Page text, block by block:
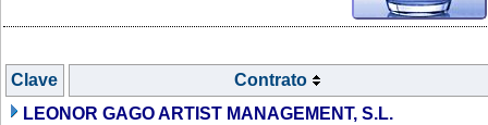
Clave
Contrato
LEONOR GAGO ARTIST MANAGEMENT, S.L.